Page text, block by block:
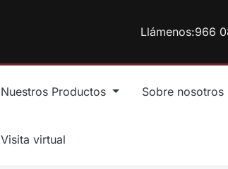
Llámenos:966
Nuestros Productos Sobre nosotros
Visita virtual